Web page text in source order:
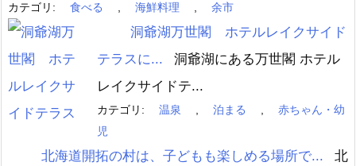
カテゴリ: 食べる , 海鮮料理 , 余市
洞爺湖万世閣 ホテルレイクサイド
テラスに...
洞爺湖にある万世閣 ホテル
レイクサイドテ...
カテゴリ: 温泉 , 泊まる ,
赤ちゃん・幼
児
北海道開拓の村は、子どもも楽しめる場所で...
北